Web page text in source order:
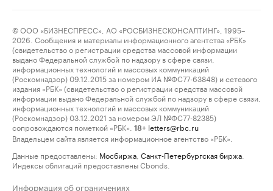
© ООО «БИЗНЕСПРЕСС», АО «РОСБИЗНЕСКОНСАЛТИНГ», 1995–
2026. Сообщения и материалы информационного агентства «РБК»
(свидетельство о регистрации средства массовой информации
выдано Федеральной службой по надзору в сфере связи,
информационных технологий и массовых коммуникаций
(Роскомнадзор) 09.12.2015 за номером ИА №ФС77-63848) и сетевого
издания «РБК» (свидетельство о регистрации средства массовой
информации выдано Федеральной службой по надзору в сфере связи,
информационных технологий и массовых коммуникаций
(Роскомнадзор) 03.12.2021 за номером ЭЛ №ФС77-82385)
сопровождаются пометкой «РБК».
18+ letters@rbc.ru
Владельцем сайта является информационное агентство «РБК».
Данные предоставлены: Мосбиржа Санкт-Петербургская биржа
Индексы облигаций предоставлены Cbonds.
Информация об ограничениях